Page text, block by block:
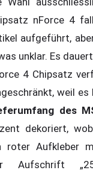
nForce 4
aufgeführt,
unklar. Es
4 Chipsatz
weil
des
dekoriert,
roter Aufkleber
Aufschrift